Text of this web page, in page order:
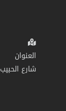
العنوان
شارع